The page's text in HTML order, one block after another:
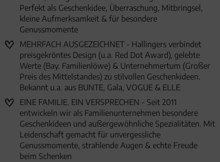
Perfekt als Geschenkidee, Überraschung, Mitbringsel,
kleine Aufmerksamkeit & für besondere
Genussmomente
MEHRFACH AUSGEZEICHNET - Hallingers verbindet
preisgekröntes Design (u.a. Red Dot Award), gelebte
Werte (Bay. Familienlöwe) & Unternehmertum (Großer
Preis des Mittelstandes) zu stilvollen Geschenkideen.
Bekannt u.a. aus BUNTE, Gala, VOGUE & ELLE
EINE FAMILIE. EIN VERSPRECHEN - Seit 2011
entwickeln wir als Familienunternehmen besondere
Geschenkideen und außergewöhnliche Spezialitäten. Mit
Leidenschaft gemacht für unvergessliche
Genussmomente, strahlende Augen & echte Freude
beim Schenken